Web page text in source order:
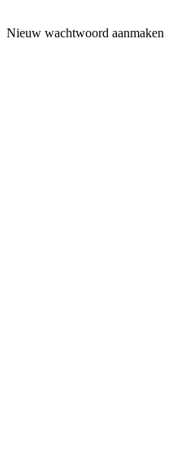
Nieuw wachtwoord aanmaken